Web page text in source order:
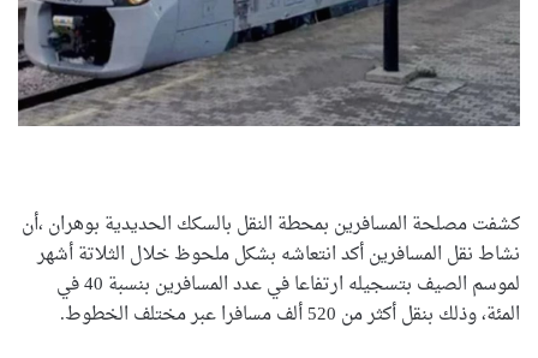
كشفت مصلحة المسافرين بمحطة النقل بالسكك الحديدية بوهران ،أن
نشاط نقل المسافرين أكد انتعاشه بشكل ملحوظ خلال الثلاتة أشهر
لموسم الصيف بتسجيله ارتفاعا في عدد المسافرين بنسبة 40 في
المئة، وذلك بنقل أكثر من 520 ألف مسافرا عبر مختلف الخطوط.